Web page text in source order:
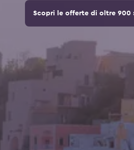
Scopri le offerte di oltre 900